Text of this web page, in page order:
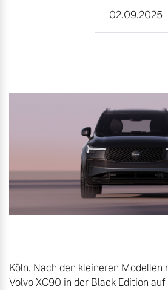
Aktuelle
Volvo
Gebrauchtwagen
Aktuelle
Zubehörkatalog
Service by Volvo
Unser Team
Unsere News & Events
02.09.2025
Köln. Nach den kleineren
Volvo XC90 in der Black Edition